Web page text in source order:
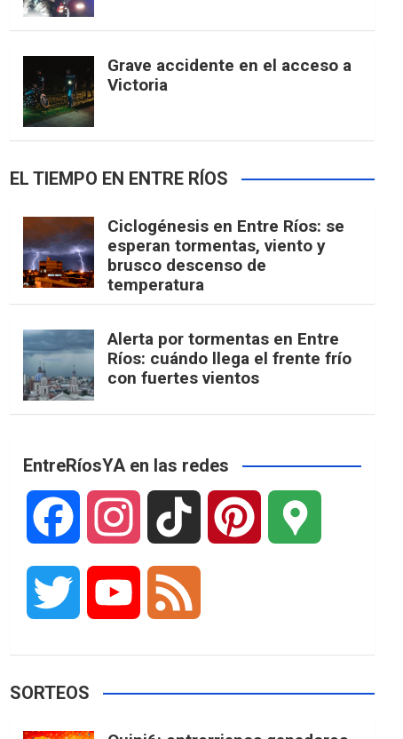
Grave accidente en el acceso a
Victoria
EL TIEMPO EN ENTRE RÍOS
Ciclogénesis en Entre Ríos: se
esperan tormentas, viento y
brusco descenso de
temperatura
Alerta por tormentas en Entre
Ríos: cuándo llega el frente frío
con fuertes vientos
EntreRíosYA en las redes
a
b
n
a
i u e
SORTEOS